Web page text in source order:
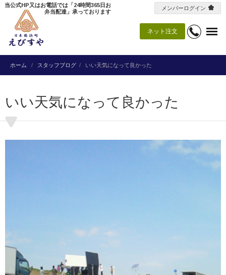
ネット注文
当公式HP又はお電話では「24時間365日お
弁当配達」承っております
メンバーログイン
ホーム スタッフブログ いい天気になって良かった
いい天気になって良かった